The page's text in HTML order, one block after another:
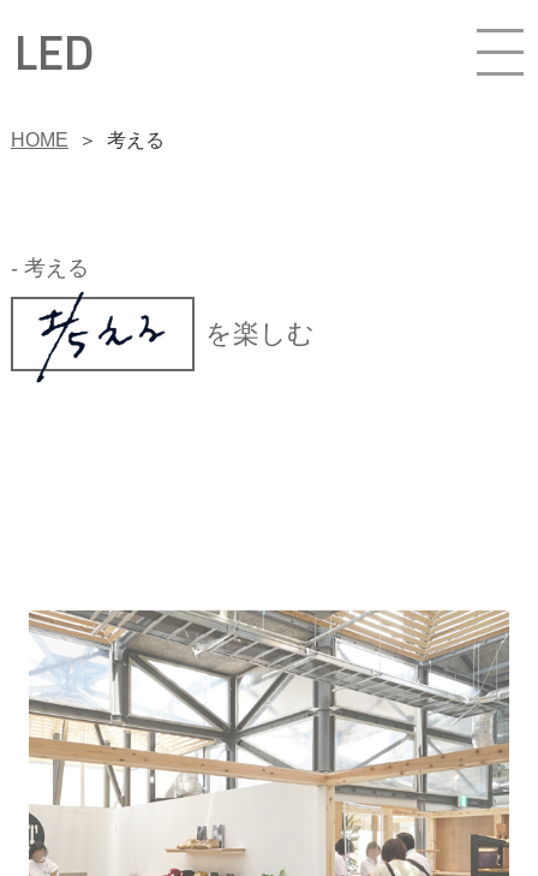
LED
HOME ＞ 考える
- 考える
を楽しむ